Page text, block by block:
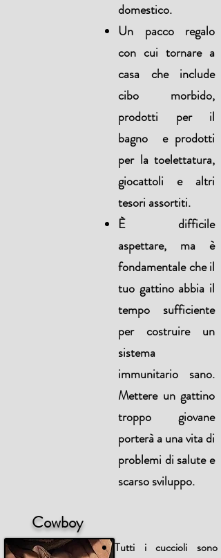
domestico.
Un pacco regalo
con cui tornare a
casa che include
cibo morbido,
prodotti per il
bagno e prodotti
per la toelettatura,
giocattoli e altri
tesori assortiti.
È difficile
aspettare, ma è
fondamentale che il
tuo gattino abbia il
tempo sufficiente
per costruire un
sistema
immunitario sano.
Mettere un gattino
troppo giovane
porterà a una vita di
problemi di salute e
scarso sviluppo.
Cowboy
Tutti i cuccioli sono